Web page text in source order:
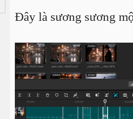
Đây là sương sương